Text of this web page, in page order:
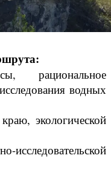
рациональное
водных
экологической